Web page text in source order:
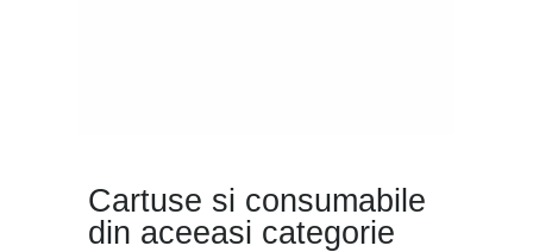
Cartuse si consumabile
din aceeasi categorie